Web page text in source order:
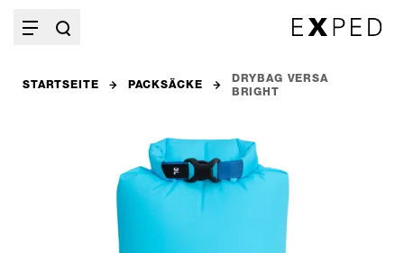
STARTSEITE PACKSÄCKE
DRYBAG VERSA
BRIGHT